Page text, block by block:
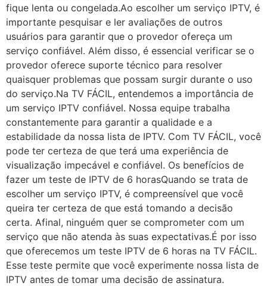
fique lenta ou congelada.Ao escolher um serviço IPTV, é
importante pesquisar e ler avaliações de outros
usuários para garantir que o provedor ofereça um
serviço confiável. Além disso, é essencial verificar se o
provedor oferece suporte técnico para resolver
quaisquer problemas que possam surgir durante o uso
do serviço.Na TV FÁCIL, entendemos a importância de
um serviço IPTV confiável. Nossa equipe trabalha
constantemente para garantir a qualidade e a
estabilidade da nossa lista de IPTV. Com TV FÁCIL, você
pode ter certeza de que terá uma experiência de
visualização impecável e confiável. Os benefícios de
fazer um teste de IPTV de 6 horasQuando se trata de
escolher um serviço IPTV, é compreensível que você
queira ter certeza de que está tomando a decisão
certa. Afinal, ninguém quer se comprometer com um
serviço que não atenda às suas expectativas.É por isso
que oferecemos um teste IPTV de 6 horas na TV FÁCIL.
Esse teste permite que você experimente nossa lista de
IPTV antes de tomar uma decisão de assinatura.